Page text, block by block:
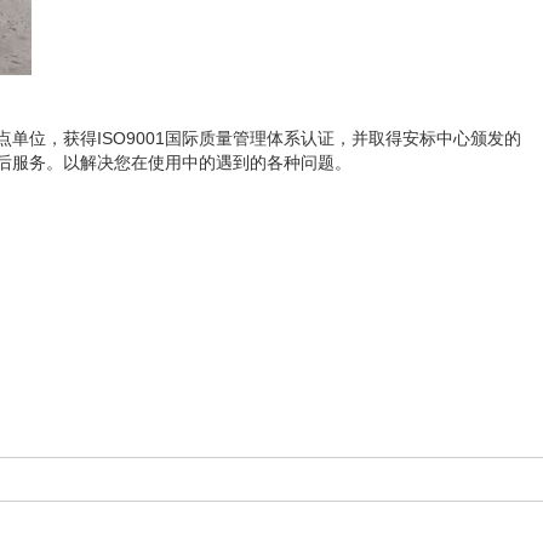
位，获得ISO9001国际质量管理体系认证，并取得安标中心颁发的
务。以解决您在使用中的遇到的各种问题。